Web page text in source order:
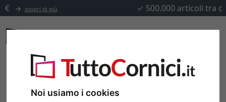
Noi usiamo i cookies
500.000 articoli tra cui scegliere